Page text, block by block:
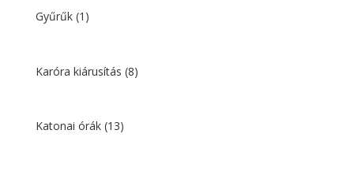
Gyűrűk (1)
Karóra kiárusítás (8)
Katonai órák (13)